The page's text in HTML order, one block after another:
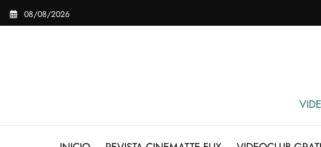
Saltar
08/08/2026